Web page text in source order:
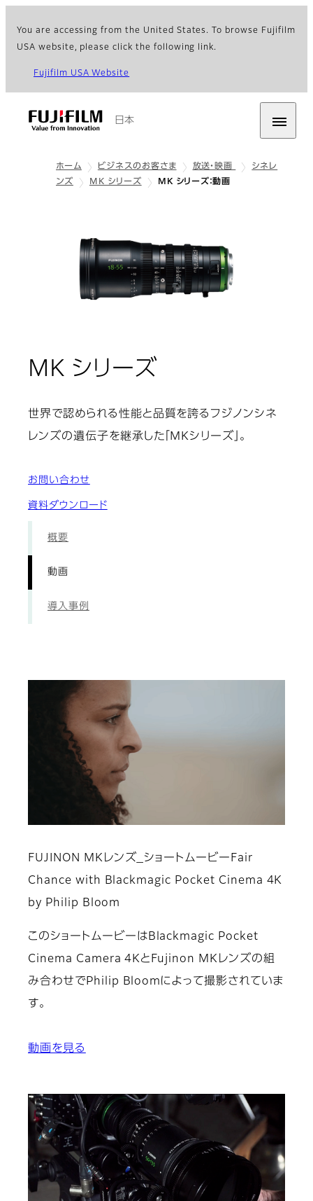
You are accessing from the United States. To browse Fujifilm
USA website, please click the following link.
Fujifilm USA Website
日本
ホーム ビジネスのお客さま 放送・映画
シネレ
ンズ
MK シリーズ MK シリーズ：動画
MK シリーズ
世界で認められる性能と品質を誇るフジノンシネ
レンズの遺伝子を継承した「MKシリーズ」。
お問い合わせ
資料ダウンロード
概要
動画
導入事例
FUJINON MKレンズ_ショートムービーFair
Chance with Blackmagic Pocket Cinema 4K
by Philip Bloom
このショートムービーはBlackmagic Pocket
Cinema Camera 4KとFujinon MKレンズの組
み合わせでPhilip Bloomによって撮影されていま
す。
動画を見る